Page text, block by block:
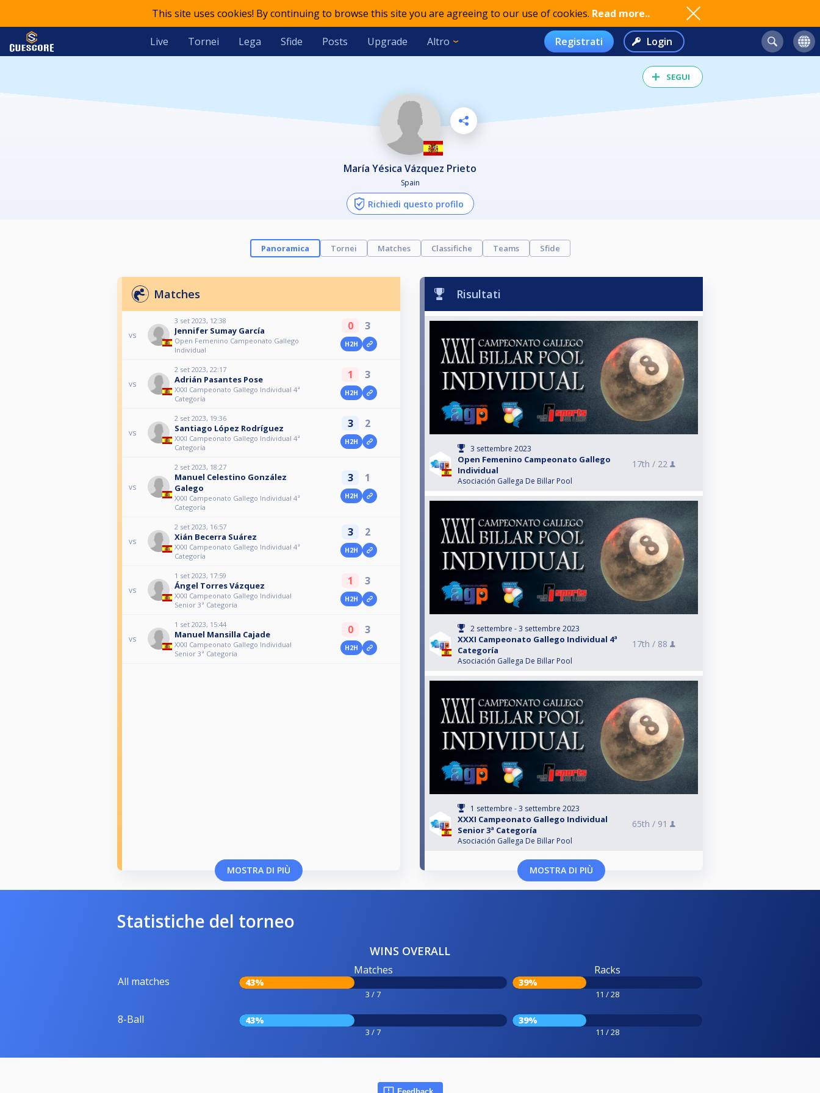
This site uses cookies! By continuing to browse this site you are agreeing to our use of cookies. Read more..
Live Tornei Lega Sfide Posts Upgrade Altro Registrati Login
SEGUI
María Yésica Vázquez Prieto
Spain
Richiedi questo profilo
Panoramica Tornei Matches Classifiche Teams Sfide
Matches
vs
3 set 2023, 12:38
Jennifer Sumay García
Open Femenino Campeonato Gallego
Individual
0 3
H2H
vs
2 set 2023, 22:17
Adrián Pasantes Pose
XXXI Campeonato Gallego Individual 4ª
Categoría
1 3
H2H
vs
2 set 2023, 19:36
Santiago López Rodríguez
XXXI Campeonato Gallego Individual 4ª
Categoría
3 2
H2H
vs
2 set 2023, 18:27
Manuel Celestino González
Galego
XXXI Campeonato Gallego Individual 4ª
Categoría
3 1
H2H
vs
2 set 2023, 16:57
Xián Becerra Suárez
XXXI Campeonato Gallego Individual 4ª
Categoría
3 2
H2H
vs
1 set 2023, 17:59
Ángel Torres Vázquez
XXXI Campeonato Gallego Individual
Senior 3ª Categoría
1 3
H2H
vs
1 set 2023, 15:44
Manuel Mansilla Cajade
XXXI Campeonato Gallego Individual
Senior 3ª Categoría
0 3
H2H
MOSTRA DI PIÙ
Risultati
3 settembre 2023
Open Femenino Campeonato Gallego
Individual
Asociación Gallega De Billar Pool
17th / 22
2 settembre - 3 settembre 2023
XXXI Campeonato Gallego Individual 4ª
Categoría
Asociación Gallega De Billar Pool
17th / 88
1 settembre - 3 settembre 2023
XXXI Campeonato Gallego Individual
Senior 3ª Categoría
Asociación Gallega De Billar Pool
65th / 91
MOSTRA DI PIÙ
Statistiche del torneo
WINS OVERALL
All matches
Matches
43%
3 / 7
Racks
39%
11 / 28
8-Ball 43%
3 / 7
39%
11 / 28